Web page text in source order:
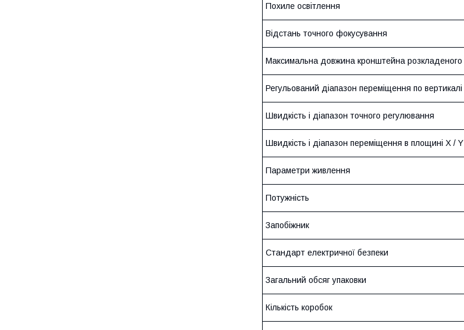
Похиле освітлення
Відстань точного фокусування
Максимальна довжина кронштейна розкладеного
Регульований діапазон переміщення по вертикалі
Швидкість і діапазон точного регулювання
Швидкість і діапазон переміщення в площині X / Y
Параметри живлення
Потужність
Запобіжник
Стандарт електричної безпеки
Загальний обсяг упаковки
Кількість коробок